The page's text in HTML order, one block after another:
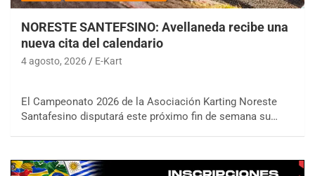
NORESTE SANTEFSINO: Avellaneda recibe una
nueva cita del calendario
4 agosto, 2026 E-Kart
El Campeonato 2026 de la Asociación Karting Noreste
Santafesino disputará este próximo fin de semana su…